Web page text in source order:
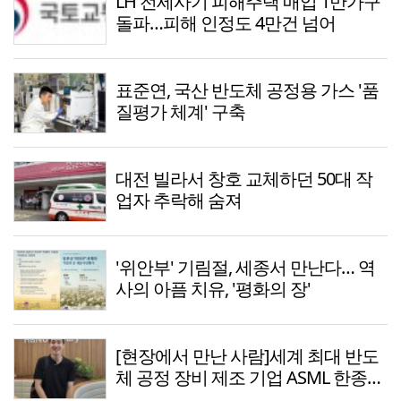
돌파…피해 인정도 4만건 넘어
표준연, 국산 반도체 공정용 가스 '품
질평가 체계' 구축
대전 빌라서 창호 교체하던 50대 작
업자 추락해 숨져
'위안부' 기림절, 세종서 만난다… 역
사의 아픔 치유, '평화의 장'
[현장에서 만난 사람]세계 최대 반도
체 공정 장비 제조 기업 ASML 한종호